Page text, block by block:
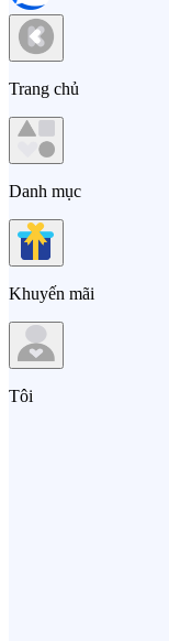
Trang chủ
Danh mục
Khuyến mãi
Tôi